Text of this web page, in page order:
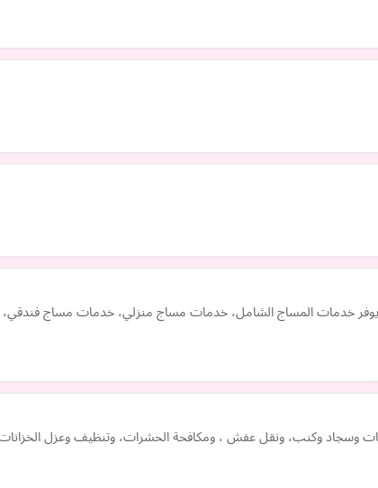
خدمات المساج الشامل، خدمات مساج منزلي، خدمات مساج
وسجاد وكنب، ونقل عفش ، ومكافحة الحشرات، وتنظيف وعزل الخزانات